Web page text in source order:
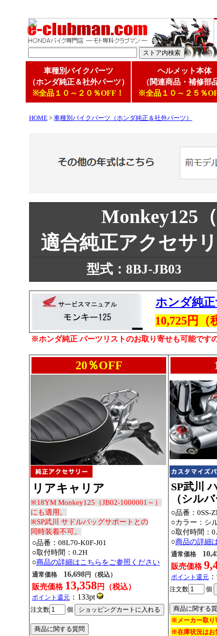
車種別バイクパーツ
（ホンダ純正＆社外パーツ）
※全品１０～２０％OFF！
ヘルメット本体
（関連商品・補修部
※全品１０～２５％
HOME > 車種別バイクパーツ（ホンダ純正＆社外パーツ）
Monkey125
適合純正アクセサ
型式：8BJ-JB03
ホンダ純
10,725円
※ホンダ純正 パーツリストのお取り寄せも可能です
20％OFF
リアキャリア
※18YM Monkey125（JB02-1000001～）
にも適用。
※SP武川 サドルバッグサポートとの
同時装着不可。
○品番：08L70-K0F-J01
○取付時間：0.2H
○商品の詳細はこちらをご参照ください
通常価格 16,698円（税込）
販売価格 13,358円（税込）
ポイント還元 ：133pt
注文数 個
SP武川
（シル
○品番： 0SS-
○カラー：シ
○取付時間：
○商品の詳細
通常価格
販売価格
ポイント還元
注文数 個
※メーカー取り
※在庫状況はお